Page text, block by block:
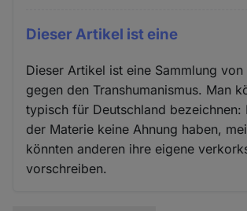
Dieser Artikel ist eine
Dieser Artikel ist eine Sammlung
gegen den Transhumanismus. Man
typisch für Deutschland bezeichnen:
der Materie keine Ahnung haben,
könnten anderen ihre eigene
vorschreiben.